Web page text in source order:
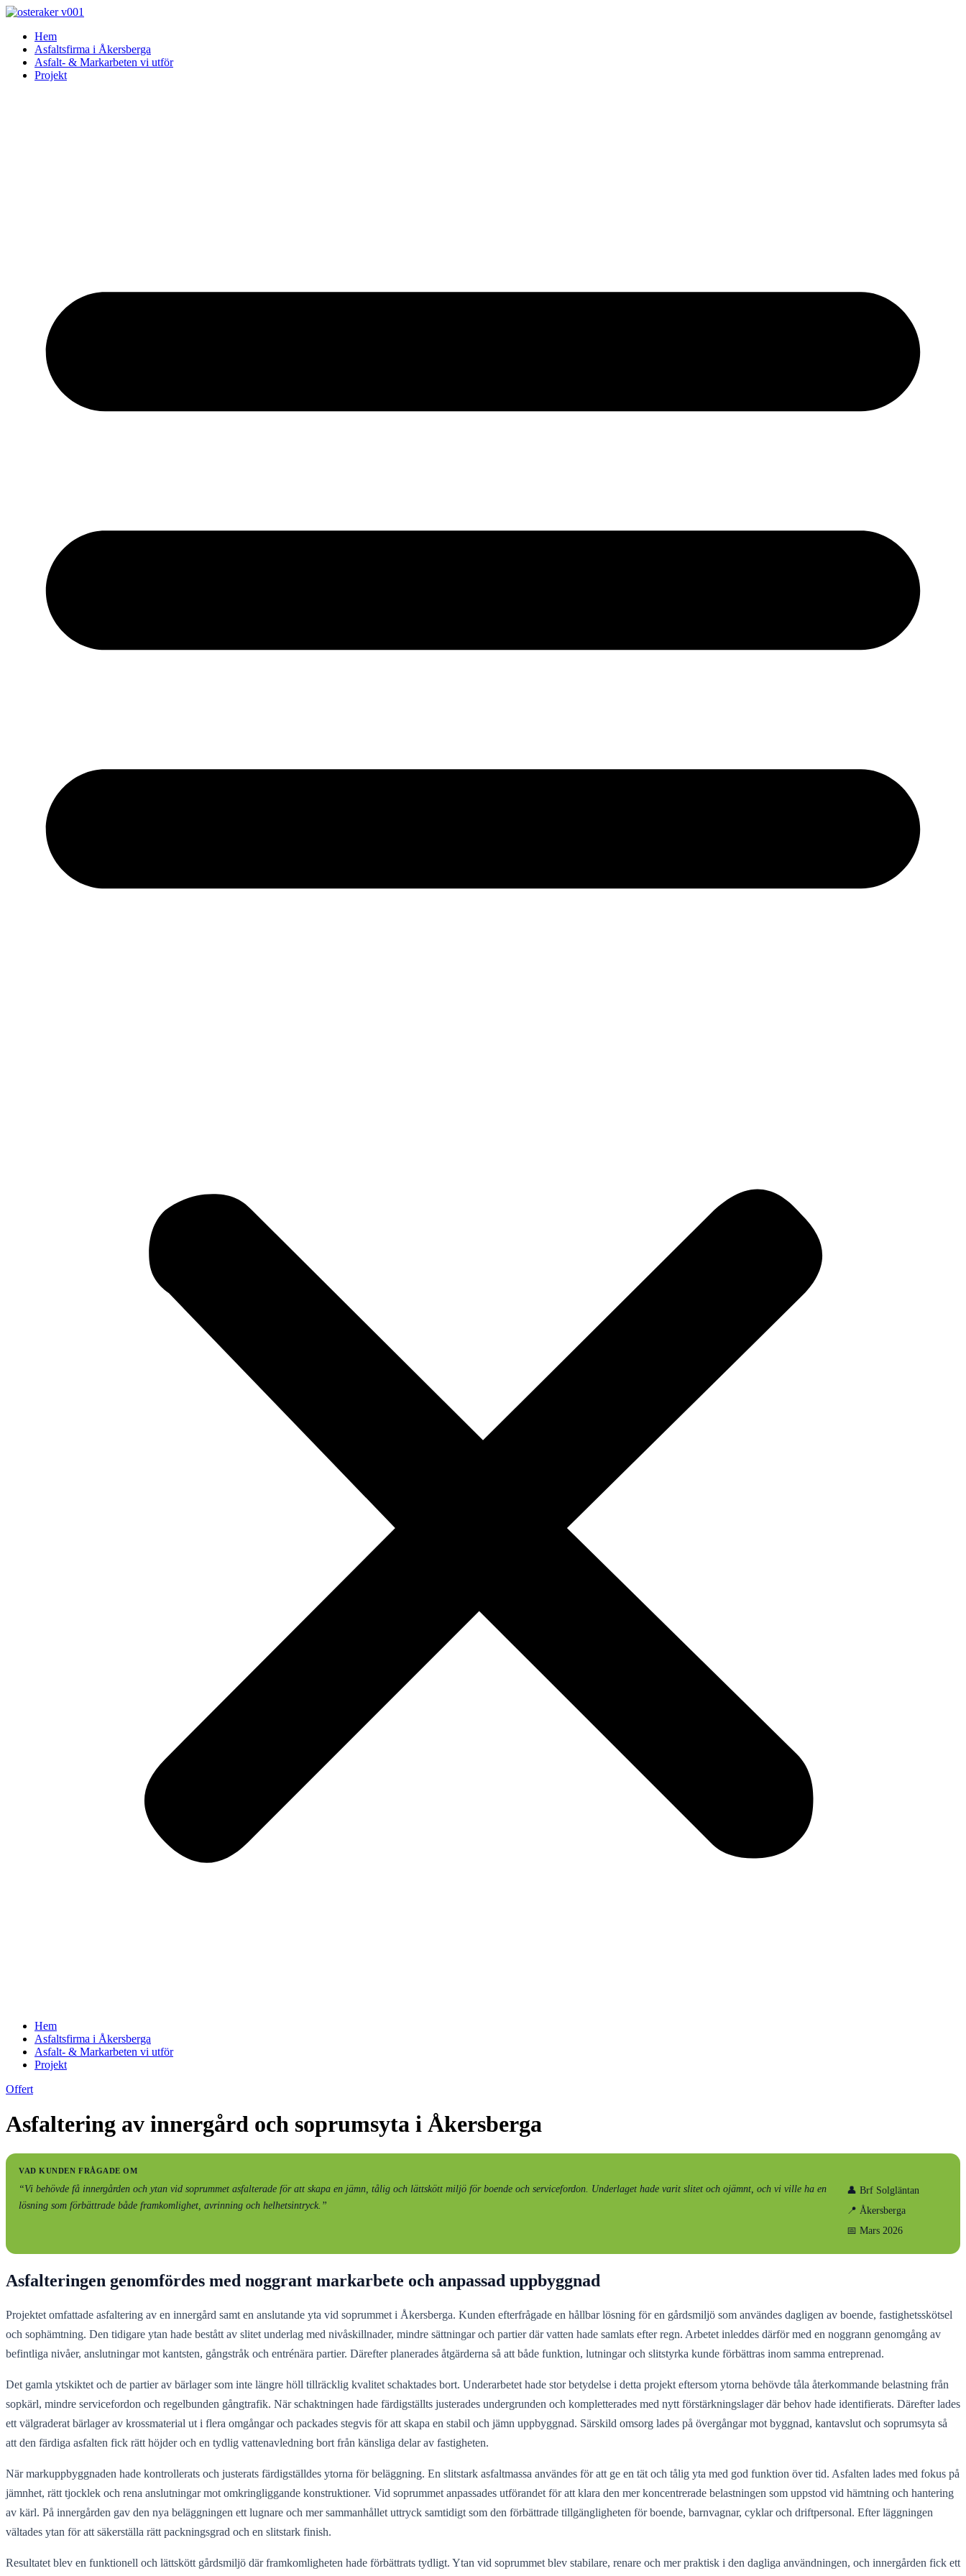
Skip
contentHem
Asfaltsfirma i Åkersberga
Asfalt- & Markarbeten vi utför
Projekt
Hem
Asfaltsfirma i Åkersberga
Asfalt- & Markarbeten vi utför
Projekt
Offert
Asfaltering av innergård och soprumsyta i Åkersberga
VAD KUNDEN FRÅGADE OM
“Vi behövde få innergården och ytan vid soprummet asfalterade för att skapa en jämn, tålig och lättskött miljö för boende och servicefordon. Underlaget hade varit slitet och ojämnt, och vi ville ha en
lösning som förbättrade både framkomlighet, avrinning och helhetsintryck.”
👤 Brf Solgläntan
📍 Åkersberga
📅 Mars 2026
Asfalteringen genomfördes med noggrant markarbete och anpassad uppbyggnad
Projektet omfattade asfaltering av en innergård samt en anslutande yta vid soprummet i Åkersberga. Kunden efterfrågade en hållbar lösning för en gårdsmiljö som användes dagligen av boende, fastighetsskötsel
och sophämtning. Den tidigare ytan hade bestått av slitet underlag med nivåskillnader, mindre sättningar och partier där vatten hade samlats efter regn. Arbetet inleddes därför med en noggrann genomgång av
befintliga nivåer, anslutningar mot kantsten, gångstråk och entrénära partier. Därefter planerades åtgärderna så att både funktion, lutningar och slitstyrka kunde förbättras inom samma entreprenad.
Det gamla ytskiktet och de partier av bärlager som inte längre höll tillräcklig kvalitet schaktades bort. Underarbetet hade stor betydelse i detta projekt eftersom ytorna behövde tåla återkommande belastning från
sopkärl, mindre servicefordon och regelbunden gångtrafik. När schaktningen hade färdigställts justerades undergrunden och kompletterades med nytt förstärkningslager där behov hade identifierats. Därefter lades
ett välgraderat bärlager av krossmaterial ut i flera omgångar och packades stegvis för att skapa en stabil och jämn uppbyggnad. Särskild omsorg lades på övergångar mot byggnad, kantavslut och soprumsyta så
att den färdiga asfalten fick rätt höjder och en tydlig vattenavledning bort från känsliga delar av fastigheten.
När markuppbyggnaden hade kontrollerats och justerats färdigställdes ytorna för beläggning. En slitstark asfaltmassa användes för att ge en tät och tålig yta med god funktion över tid. Asfalten lades med fokus på
jämnhet, rätt tjocklek och rena anslutningar mot omkringliggande konstruktioner. Vid soprummet anpassades utförandet för att klara den mer koncentrerade belastningen som uppstod vid hämtning och hantering
av kärl. På innergården gav den nya beläggningen ett lugnare och mer sammanhållet uttryck samtidigt som den förbättrade tillgängligheten för boende, barnvagnar, cyklar och driftpersonal. Efter läggningen
vältades ytan för att säkerställa rätt packningsgrad och en slitstark finish.
Resultatet blev en funktionell och lättskött gårdsmiljö där framkomligheten hade förbättrats tydligt. Ytan vid soprummet blev stabilare, renare och mer praktisk i den dagliga användningen, och innergården fick ett